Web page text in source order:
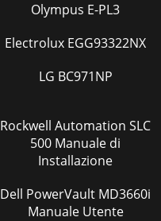
Olympus E-PL3
Electrolux EGG93322NX
LG BC971NP
Rockwell Automation SLC
500 Manuale di
Installazione
Dell PowerVault MD3660i
Manuale Utente